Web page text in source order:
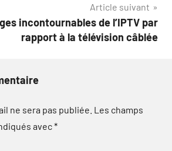
Article suivant
incontournables de l’IPTV par
rapport à la télévision câblée
ne sera pas publiée. Les champs
avec*